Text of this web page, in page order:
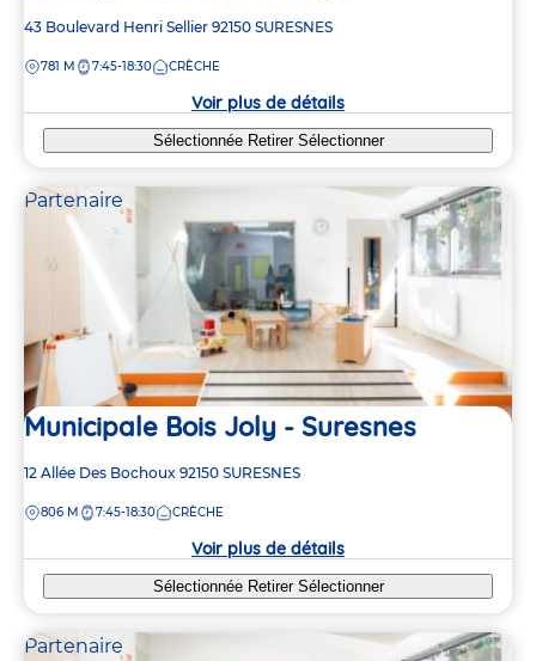
Adresse
la
43 Boulevard Henri Sellier 92150 SURESNES
DISTANCE
781 M 7:45-18:30 CRÈCHE
Voir plus de détails
Sélectionnée Retirer Sélectionner
Partenaire
Municipale Bois Joly - Suresnes
Adresse
la
12 Allée Des Bochoux 92150 SURESNES
DISTANCE
806 M 7:45-18:30 CRÈCHE
Voir plus de détails
Sélectionnée Retirer Sélectionner
Partenaire